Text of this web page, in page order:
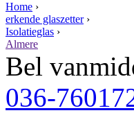
Home ›
erkende glaszetter›
Isolatieglas ›
Almere
Bel
036-